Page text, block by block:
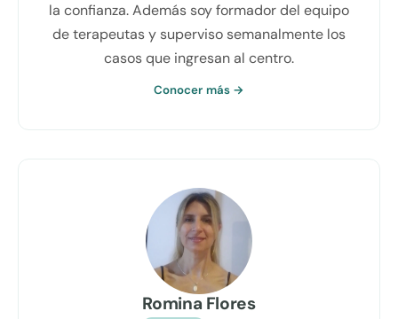
la confianza. Además soy formador del equipo
de terapeutas y superviso semanalmente los
casos que ingresan al centro.
Conocer más →
Romina Flores